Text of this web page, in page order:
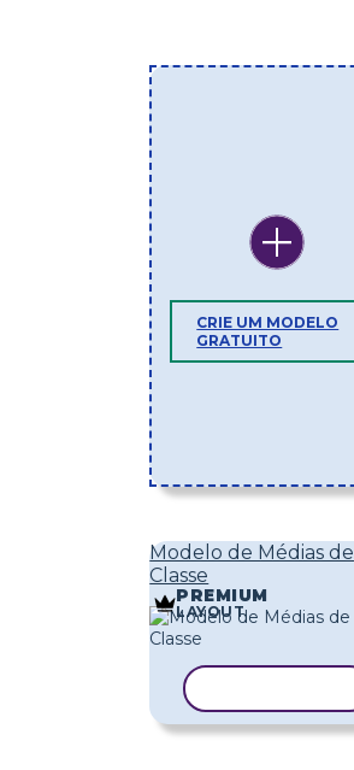
CRIE UM MODELO
GRATUITO
Modelo de Médias de
Classe
PREMIUM
LAYOUT